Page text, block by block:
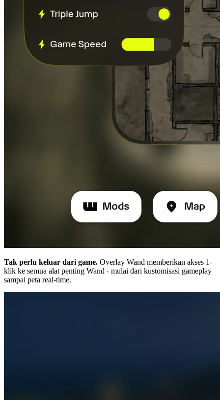
Tak perlu keluar dari game. Overlay Wand memberikan akses 1-
klik ke semua alat penting Wand - mulai dari kustomisasi gameplay
sampai peta real-time.